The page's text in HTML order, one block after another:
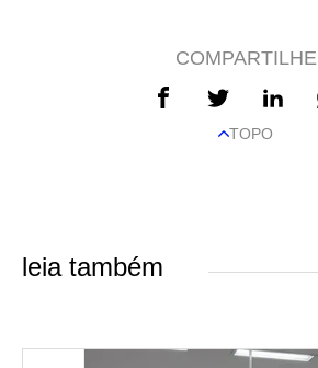
COMPARTILHE
TOPO
leia também